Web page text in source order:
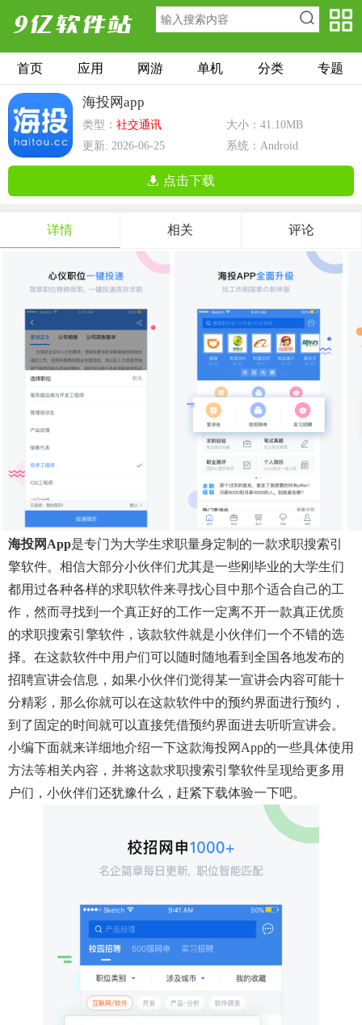
首页 应用 网游 单机 分类 专题
海投网app
类型： 社交通讯
大小：41.10MB
更新: 2026-06-25
系统：Android
点击下载
详情 相关 评论
海投网app是专门为大学生求职量身定制的一款求职搜索引
擎软件。相信大部分小伙伴们尤其是一些刚毕业的大学生们
都用过各种各样的求职软件来寻找心目中那个适合自己的工
作，然而寻找到一个真正好的工作一定离不开一款真正优质
的求职搜索引擎软件，该款软件就是小伙伴们一个不错的选
择。在这款软件中用户们可以随时随地看到全国各地发布的
招聘宣讲会信息，如果小伙伴们觉得某一宣讲会内容可能十
分精彩，那么你就可以在这款软件中的预约界面进行预约，
到了固定的时间就可以直接凭借预约界面进去听听宣讲会。
小编下面就来详细地介绍一下这款海投网app的一些具体使用
方法等相关内容，并将这款求职搜索引擎软件呈现给更多用
户们，小伙伴们还犹豫什么，赶紧下载体验一下吧。